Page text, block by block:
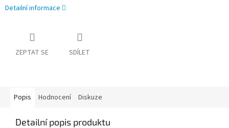
Detailní informace
ZEPTAT SE SDÍLET
Popis Hodnocení Diskuze
Detailní popis produktu